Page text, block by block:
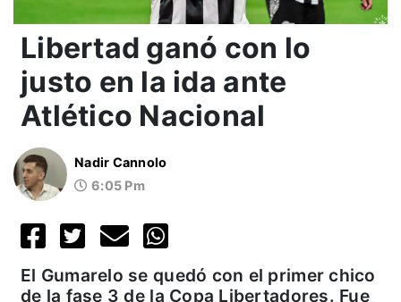
Libertad ganó con lo
justo en la ida ante
Atlético Nacional
Nadir Cannolo
6:05 Pm
El Gumarelo se quedó con el primer chico
de la fase 3 de la Copa Libertadores. Fue